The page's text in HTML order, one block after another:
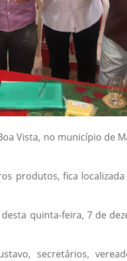
Vista, no município de
produtos, fica localizada
quinta-feira, 7 de
secretários,